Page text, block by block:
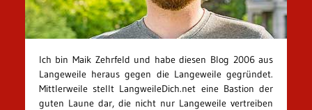
Ich bin Maik Zehrfeld und habe diesen Blog 2006 aus
Langeweile heraus gegen die Langeweile gegründet.
Mittlerweile stellt LangweileDich.net eine Bastion der
guten Laune dar, die nicht nur Langeweile vertreiben